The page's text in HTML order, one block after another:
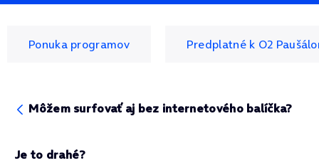
Ponuka programov Predplatné k O2
Môžem surfovať aj bez internetového balíčka?
Je to drahé?